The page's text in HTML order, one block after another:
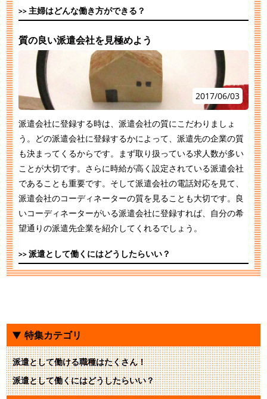
主婦はどんな働き方ができる？
質の良い派遣会社を見極めよう
2017/06/03
派遣会社に登録する時は、派遣会社の質にこだわりましょ
う。どの派遣会社に登録するかによって、派遣先の企業の質
も決まってくるからです。まず取り扱っている求人数が多い
ことが大切です。さらに時給が高く設定されている派遣会社
であることも重要です。そして派遣会社の電話対応を見て、
派遣会社のコーディネーターの質を見ることも大切です。良
いコーディネーターがいる派遣会社に登録すれば、自分の希
望通りの派遣先企業を紹介してくれるでしょう。
派遣として働くにはどうしたらいい？
特集カテゴリ
派遣として働ける職種はたくさん！
派遣として働くにはどうしたらいい？